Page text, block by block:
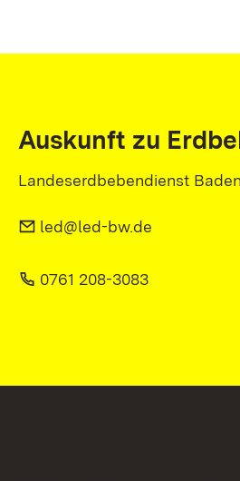
Auskunft zu
Landeserdbebendienst
led@led-bw.de
0761 208-3083